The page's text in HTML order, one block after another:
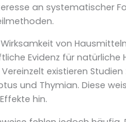
an systematischer
von Hausmitteln
Evidenz für natürliche
existieren Studien
und Thymian. Diese
hin.